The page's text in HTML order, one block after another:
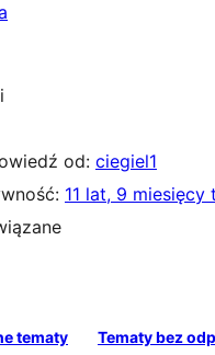
od: ciegiel1
11 lat, 9 miesięcy
tematy Tematy bez